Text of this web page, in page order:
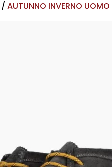
/AUTUNNO INVERNO UOMO